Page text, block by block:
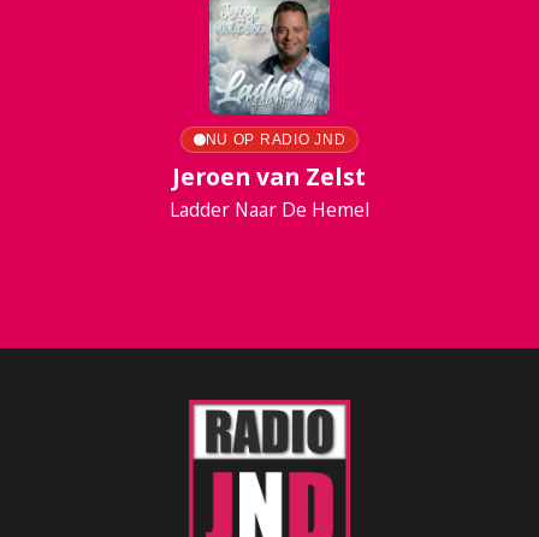
NU OP RADIO JND
Jeroen van Zelst
Ladder Naar De Hemel